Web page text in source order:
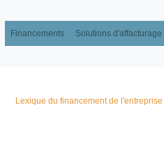
Financements Solutions d'affacturage
Lexique du financement de l'entreprise